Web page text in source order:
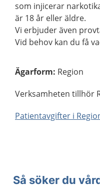
som injicerar
är 18 år eller äldre.
Vi erbjuder även
Vid behov kan du få
Ägarform: Region
Verksamheten tillhör
Patientavgifter i
Så söker du